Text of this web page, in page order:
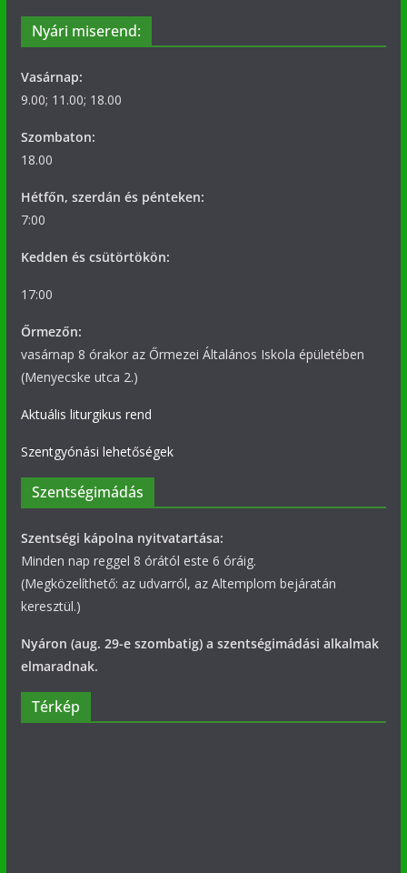
Nyári miserend:
Vasárnap:
9.00; 11.00; 18.00
Szombaton:
18.00
Hétfőn, szerdán és pénteken:
7:00
Kedden és csütörtökön:
17:00
Őrmezőn:
vasárnap 8 órakor az Őrmezei Általános Iskola épületében
(Menyecske utca 2.)
Aktuális liturgikus rend
Szentgyónási lehetőségek
Szentségimádás
Szentségi kápolna nyitvatartása:
Minden nap reggel 8 órától este 6 óráig.
(Megközelíthető: az udvarról, az Altemplom bejáratán
keresztül.)
Nyáron (aug. 29-e szombatig) a szentségimádási alkalmak
elmaradnak.
Térkép